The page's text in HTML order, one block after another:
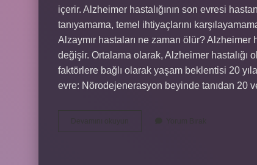
içerir. Alzheimer hastalığının son evresi
tanıyamama, temel ihtiyaçlarını
Alzaymır hastaları ne zaman ölür? Alzheimer
değişir. Ortalama olarak, Alzheimer hastalığı
faktörlere bağlı olarak yaşam beklentisi 20
evre: Nörodejenerasyon beyinde tanıdan 20